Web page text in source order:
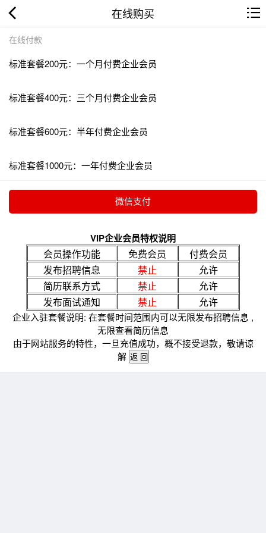
在线购买
在线付款
标准套餐200元：一个月付费企业会员
标准套餐400元：三个月付费企业会员
标准套餐600元：半年付费企业会员
标准套餐1000元：一年付费企业会员
VIP企业会员特权说明
会员操作功能 免费会员
付费会员
发布招聘信息
禁止
允许
简历联系方式
禁止
允许
发布面试通知
禁止 允许
企业入驻套餐说明: 在套餐时间范围内可以无限发布招聘信息 ,
无限查看简历信息
由于网站服务的特性，一旦充值成功，概不接受退款，敬请谅
解